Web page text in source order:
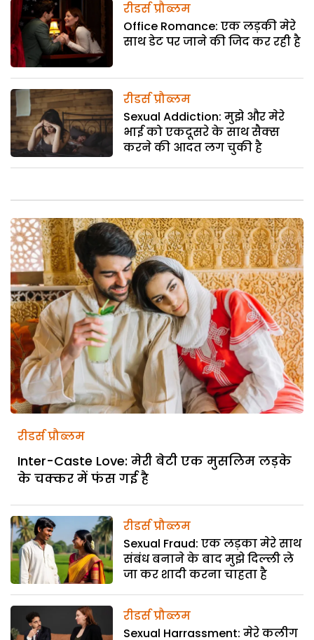
रीडर्स प्रौब्लम
Office Romance: एक लड़की मेरे
साथ डेट पर जाने की जिद कर रही है
रीडर्स प्रौब्लम
Sexual Addiction: मुझे और मेरे
भाई को एकदूसरे के साथ सैक्स
करने की आदत लग चुकी है
रीडर्स प्रौब्लम
Inter-Caste Love: मेरी बेटी एक मुसलिम लड़के
के चक्कर में फंस गई है
रीडर्स प्रौब्लम
Sexual Fraud: एक लड़का मेरे साथ
संबंध बनाने के बाद मुझे दिल्ली ले
जा कर शादी करना चाहता है
रीडर्स प्रौब्लम
Sexual Harrassment: मेरे कलीग